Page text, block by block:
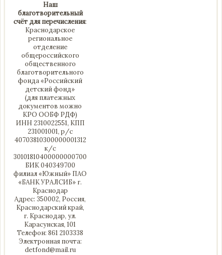
Наш
благотворительный
счёт для перечисления:
Краснодарское
региональное
отделение
общероссийского
общественного
благотворительного
фонда «Российский
детский фонд»
(для платежных
документов можно
КРО ООБФ РДФ)
ИНН 2310022551, КПП
231001001, р/с
40703810300000001312
к/с
30101810400000000700
БИК 040349700
филиал «Южный» ПАО
«БАНК УРАЛСИБ» г.
Краснодар
Адрес: 350002, Россия,
Краснодарский край,
г. Краснодар, ул.
Карасунская, 101
Телефон: 861 2103338
Электронная почта:
detfond@mail.ru